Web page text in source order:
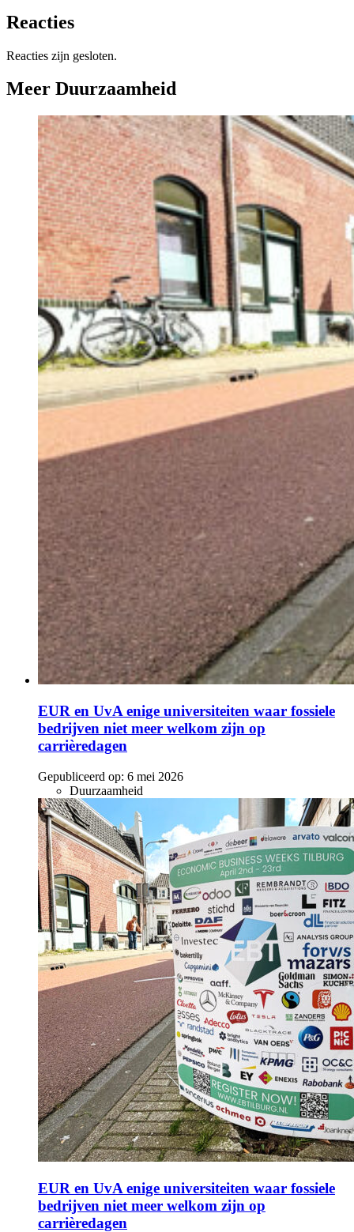
Reacties
Reacties zijn gesloten.
Meer Duurzaamheid
EUR en UvA enige universiteiten waar fossiele
bedrijven niet meer welkom zijn op
carrièredagen
Gepubliceerd op: 6 mei 2026
Duurzaamheid
EUR en UvA enige universiteiten waar fossiele
bedrijven niet meer welkom zijn op
carrièredagen